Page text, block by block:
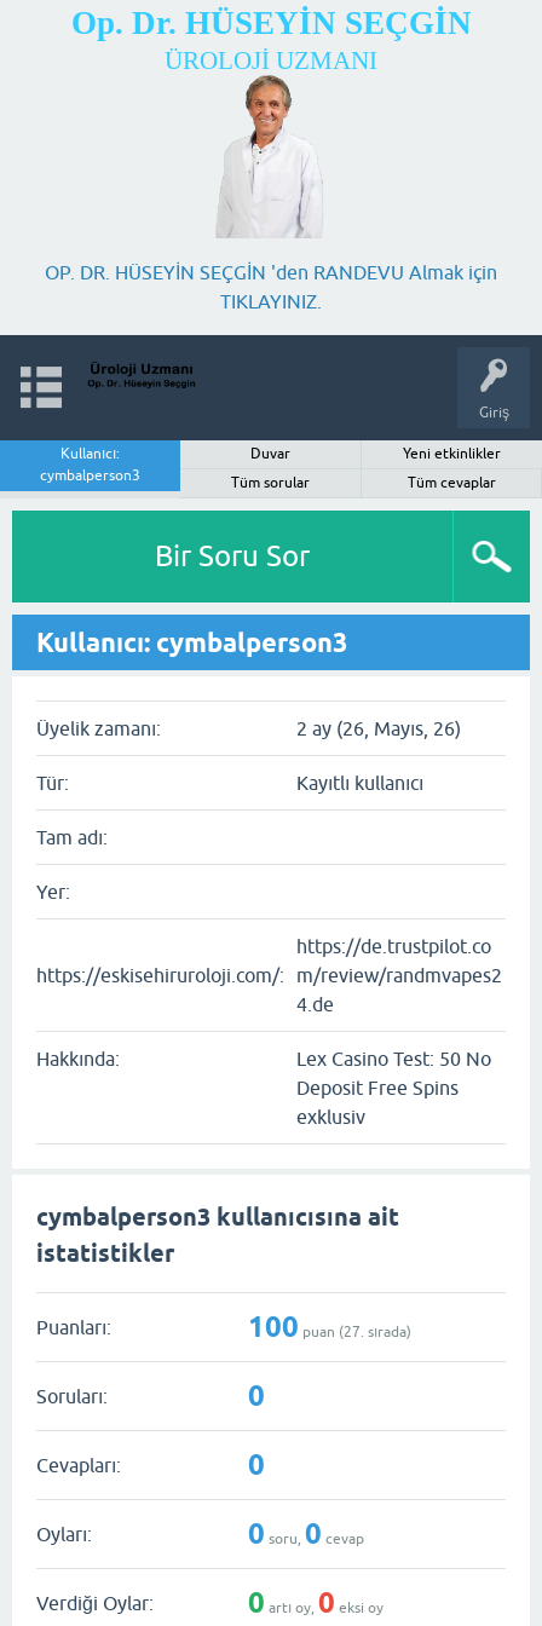
Op. Dr. HÜSEYİN SEÇGİN
ÜROLOJİ UZMANI
OP. DR. HÜSEYİN SEÇGİN 'den RANDEVU Almak için
TIKLAYINIZ.
Giriş
Kullanıcı:
cymbalperson3
Duvar
Yeni etkinlikler
Tüm sorular
Tüm cevaplar
Bir Soru Sor
Kullanıcı: cymbalperson3
Üyelik zamanı: 2 ay (26, Mayıs, 26)
Tür: Kayıtlı kullanıcı
Tam adı:
Yer:
https://eskisehiruroloji.com/:
https://de.trustpilot.co
m/review/randmvapes2
4.de
Hakkında:
Lex Casino Test: 50 No
Deposit Free Spins
exklusiv
cymbalperson3 kullanıcısına ait
istatistikler
Puanları: 100 puan (27 . sırada)
Soruları: 0
Cevapları: 0
Oyları: 0 soru, 0 cevap
Verdiği Oylar: 0 artı oy, 0 eksi oy